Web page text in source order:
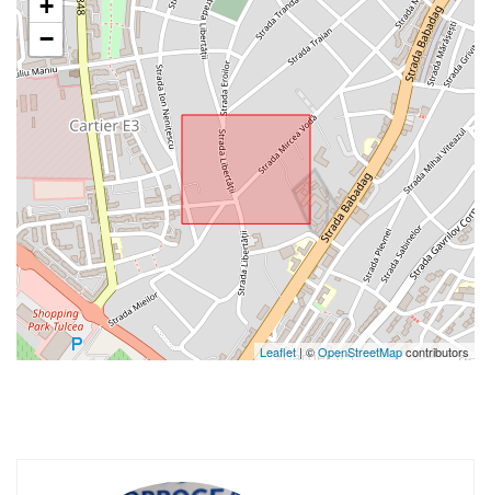
+
−
Leaflet| ©OpenStreetMapcontributors